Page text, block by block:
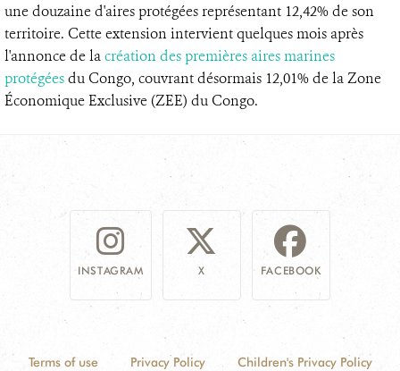
une douzaine d'aires protégées représentant 12,42% de son
territoire. Cette extension intervient quelques mois après
l'annonce de lacréation des premières aires marines
protégéesdu Congo, couvrant désormais 12,01% de la Zone
Économique Exclusive (ZEE) du Congo.
INSTAGRAM X FACEBOOK
Terms of use Privacy Policy Children's Privacy Policy